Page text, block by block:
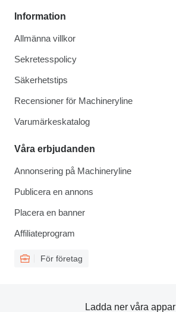
Information
Allmänna villkor
Sekretesspolicy
Säkerhetstips
Recensioner för Machineryline
Varumärkeskatalog
Våra erbjudanden
Annonsering på Machineryline
Publicera en annons
Placera en banner
Affiliateprogram
För företag
Ladda ner våra appar